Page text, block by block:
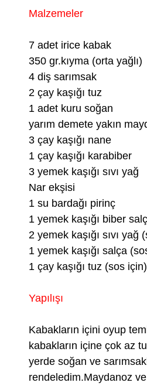
Malzemeler
7 adet irice kabak
350 gr.kıyma (orta yağlı)
4 diş sarımsak
2 çay kaşığı tuz
1 adet kuru soğan
yarım demete yakın
3 çay kaşığı nane
1 çay kaşığı karabiber
3 yemek kaşığı sıvı yağ
Nar ekşisi
1 su bardağı pirinç
1 yemek kaşığı biber
2 yemek kaşığı sıvı yağ
1 yemek kaşığı salça
1 çay kaşığı tuz (sos için)
Yapılışı
Kabakların içini oyup
kabakların içine çok az
yerde soğan ve
rendeledim.Maydanoz